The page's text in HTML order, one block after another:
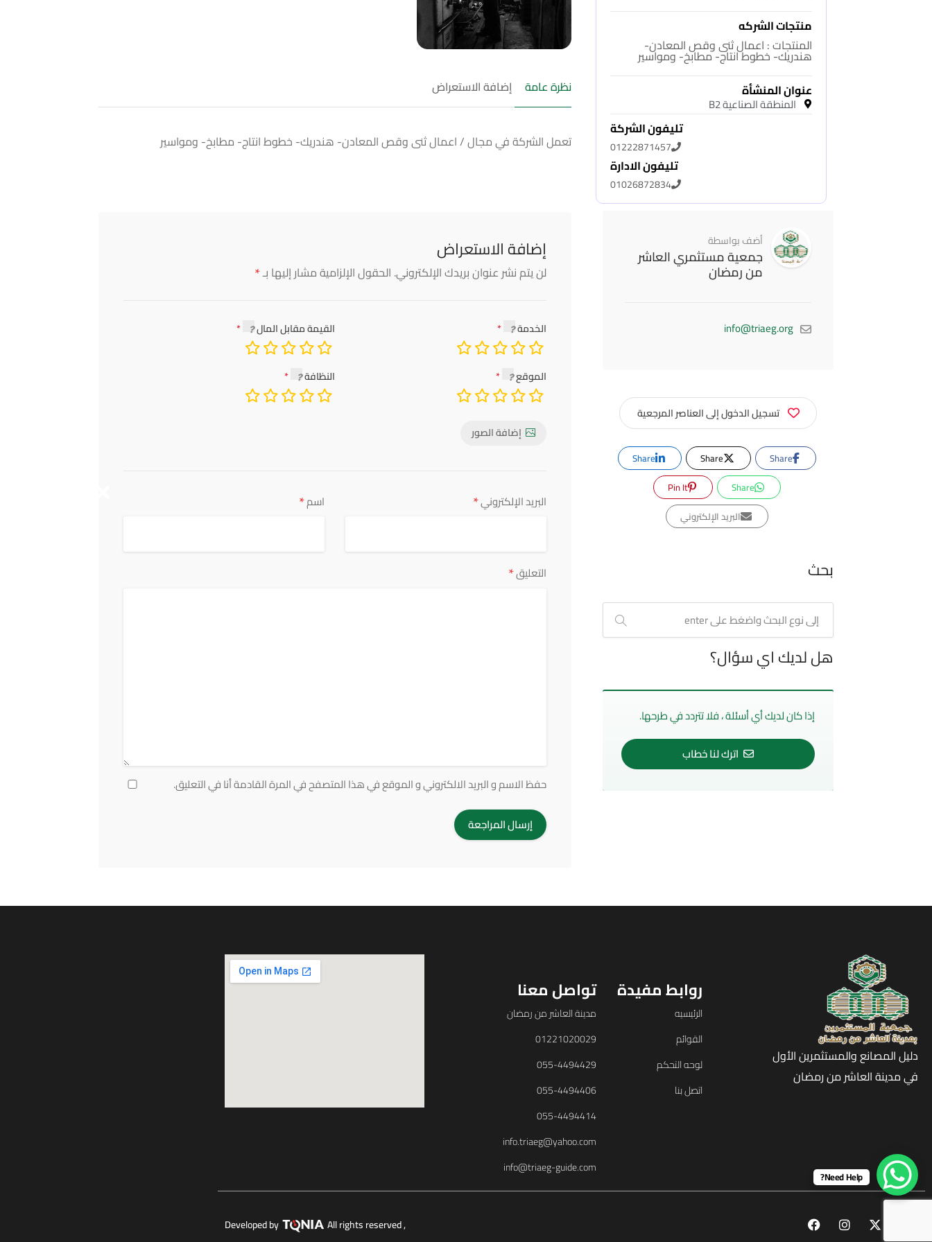
نظرة عامة إضافة الاستعراض
تعمل الشركة في مجال / اعمال ثنى وقص المعادن- هندريك- خطوط انتاج- مطابخ- ومواسير
إضافة الاستعراض
لن يتم نشر عنوان بريدك الإلكتروني. الحقول الإلزامية مشار إليها بـ*
الخدمة القيمة مقابل المال
الموقع النظافة
إضافة الصور
اسم* البريد الإلكتروني*
التعليق*
حفظ الاسم و البريد الالكتروني و الموقع في هذا المتصفح في المرة القادمة أنا في التعليق.
منتجات الشركه
المنتجات : اعمال ثنى وقص المعادن-
هندريك- خطوط انتاج- مطابخ- ومواسير
عنوان المنشأة
المنطقة الصناعية B2
تليفون الشركة
01222871457
تليفون الادارة
01026872834
أضف بواسطة
جمعية مستثمري العاشر
من رمضان
info@triaeg.org
تسجيل الدخول إلى العناصر المرجعية
Share
Share
Share
Share
Pin It
البريد الإلكتروني
بحث
هل لديك اي سؤال؟
إذا كان لديك أي أسئلة ، فلا تتردد في طرحها.
اترك لنا خطاب
دليل المصانع والمستثمرين الأول
في مدينة العاشر من رمضان
روابط مفيدة
الرئيسيه
القوائم
لوحه التحكم
اتصل بنا
تواصل معنا
مدينة العاشر من رمضان
01221020029
055-4494429
055-4494406
055-4494414
info.triaeg@yahoo.com
info@triaeg-guide.com
, All rights reserved
Developed by
Need Help?